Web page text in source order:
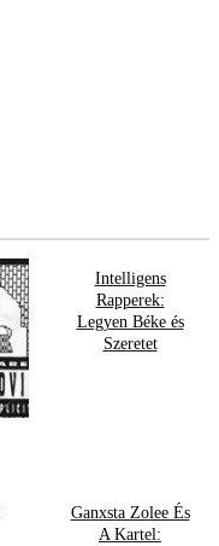
Intelligens
Rapperek:
Legyen Béke és
Szeretet
Ganxsta Zolee És
A Kartel: